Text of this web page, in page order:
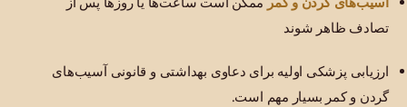
تصادف ظاهر شوند
ارزیابی پزشکی اولیه برای دعاوی بهداشتی و قانونی آسیب‌های
گردن و کمر بسیار مهم است.